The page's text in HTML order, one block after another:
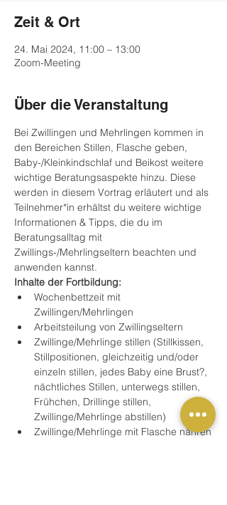
Zeit & Ort
24. Mai 2024, 11:00 – 13:00
Zoom-Meeting
Über die Veranstaltung
Bei Zwillingen und Mehrlingen kommen in
den Bereichen Stillen, Flasche geben,
Baby-/Kleinkindschlaf und Beikost weitere
wichtige Beratungsaspekte hinzu. Diese
werden in diesem Vortrag erläutert und als
Teilnehmer*in erhältst du weitere wichtige
Informationen & Tipps, die du im
Beratungsalltag mit
Zwillings-/Mehrlingseltern beachten und
anwenden kannst.
Inhalte der Fortbildung:
Wochenbettzeit mit
Zwillingen/Mehrlingen
Arbeitsteilung von Zwillingseltern
Zwillinge/Mehrlinge stillen (Stillkissen,
Stillpositionen, gleichzeitig und/oder
einzeln stillen, jedes Baby eine Brust?,
nächtliches Stillen, unterwegs stillen,
Frühchen, Drillinge stillen,
Zwillinge/Mehrlinge abstillen)
Zwillinge/Mehrlinge mit Flasche nähren